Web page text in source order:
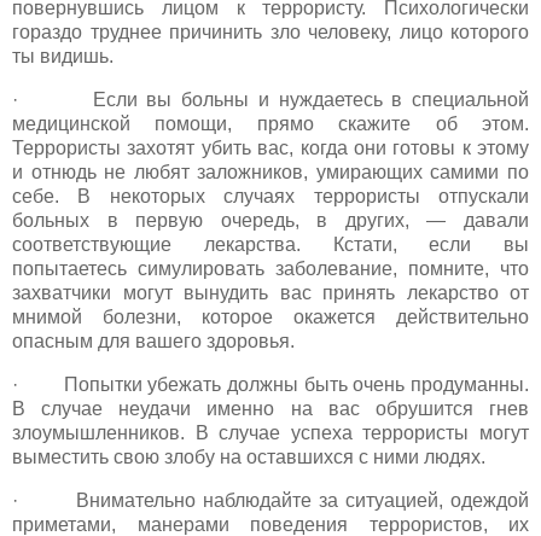
повернувшись лицом к террористу. Психологически
гораздо труднее причинить зло человеку, лицо которого
ты видишь.
· Если вы больны и нуждаетесь в специальной
медицинской помощи, прямо скажите об этом.
Террористы захотят убить вас, когда они готовы к этому
и отнюдь не любят заложников, умирающих самими по
себе. В некоторых случаях террористы отпускали
больных в первую очередь, в других, — давали
соответствующие лекарства. Кстати, если вы
попытаетесь симулировать заболевание, помните, что
захватчики могут вынудить вас принять лекарство от
мнимой болезни, которое окажется действительно
опасным для вашего здоровья.
· Попытки убежать должны быть очень продуманны.
В случае неудачи именно на вас обрушится гнев
злоумышленников. В случае успеха террористы могут
выместить свою злобу на оставшихся с ними людях.
· Внимательно наблюдайте за ситуацией, одеждой
приметами, манерами поведения террористов, их